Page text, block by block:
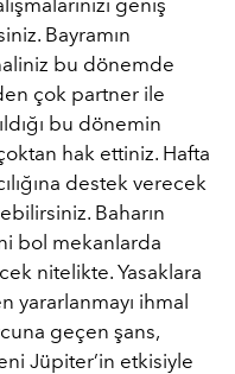
geniş
Bayramın
bu dönemde
çok partner ile
bu dönemin
hak ettiniz. Hafta
destek verecek
Baharın
bol mekanlarda
nitelikte. Yasaklara
ihmal
geçen şans,
Jüpiter’in etkisiyle